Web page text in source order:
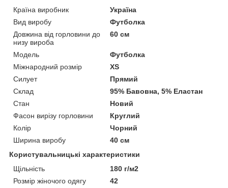
Країна виробник
Україна
Вид виробу
Футболка
Довжина від горловини до
низу вироба
60 см
Модель
Футболка
Міжнародний розмір
XS
Силует
Прямий
Склад
95% Бавовна, 5% Еластан
Стан
Новий
Фасон вирізу горловини
Круглий
Колір
Чорний
Ширина виробу
40 см
Користувальницькі характеристики
Щільність
180 г/м2
Розмір жіночого одягу
42